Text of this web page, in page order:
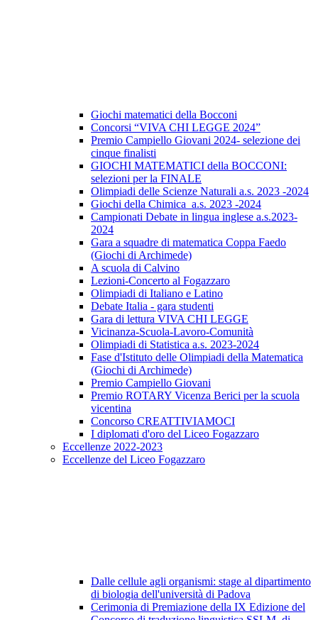
Giochi matematici della Bocconi
Concorsi “VIVA CHI LEGGE 2024”
Premio Campiello Giovani 2024- selezione dei
cinque finalisti
GIOCHI MATEMATICI della BOCCONI:
selezioni per la FINALE
Olimpiadi delle Scienze Naturali a.s. 2023 -2024
Giochi della Chimica a.s. 2023 -2024
Campionati Debate in lingua inglese a.s.2023-
2024
Gara a squadre di matematica Coppa Faedo
(Giochi di Archimede)
A scuola di Calvino
Lezioni-Concerto al Fogazzaro
Olimpiadi di Italiano e Latino
Debate Italia - gara studenti
Gara di lettura VIVA CHI LEGGE
Vicinanza-Scuola-Lavoro-Comunità
Olimpiadi di Statistica a.s. 2023-2024
Fase d'Istituto delle Olimpiadi della Matematica
(Giochi di Archimede)
Premio Campiello Giovani
Premio ROTARY Vicenza Berici per la scuola
vicentina
Concorso CREATTIVIAMOCI
I diplomati d'oro del Liceo Fogazzaro
Eccellenze 2022-2023
Eccellenze del Liceo Fogazzaro
Dalle cellule agli organismi: stage al dipartimento
di biologia dell'università di Padova
Cerimonia di Premiazione della IX Edizione del